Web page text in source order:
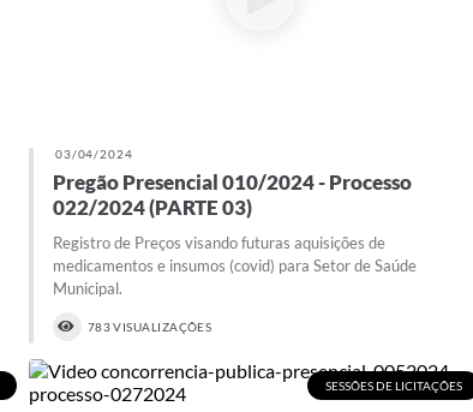
03/04/2024
Pregão Presencial 010/2024 - Processo
022/2024 (PARTE 03)
Registro de Preços visando futuras aquisições de
medicamentos e insumos (covid) para Setor de Saúde
Municipal.
783 VISUALIZAÇÕES
SESSÕES DE LICITAÇÕES